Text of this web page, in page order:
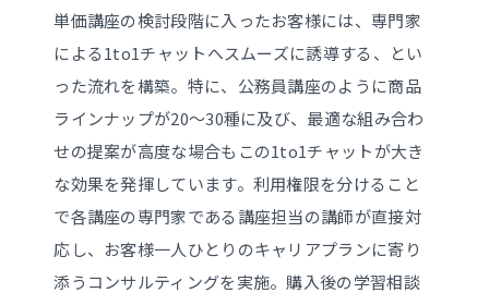
単価講座の検討段階に入ったお客様には、専門家
による1to1チャットへスムーズに誘導する、とい
った流れを構築。特に、公務員講座のように商品
ラインナップが20〜30種に及び、最適な組み合わ
せの提案が高度な場合もこの1to1チャットが大き
な効果を発揮しています。利用権限を分けること
で各講座の専門家である講座担当の講師が直接対
応し、お客様一人ひとりのキャリアプランに寄り
添うコンサルティングを実施。購入後の学習相談